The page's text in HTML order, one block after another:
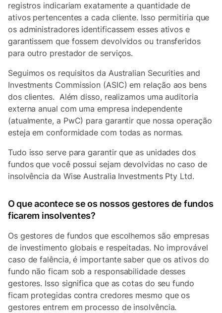
registros indicariam exatamente a quantidade de
ativos pertencentes a cada cliente. Isso permitiria que
os administradores identificassem esses ativos e
garantissem que fossem devolvidos ou transferidos
para outro prestador de serviços.
Seguimos os requisitos da Australian Securities and
Investments Commission (ASIC) em relação aos bens
dos clientes. Além disso, realizamos uma auditoria
externa anual com uma empresa independente
(atualmente, a PwC) para garantir que nossa operação
esteja em conformidade com todas as normas.
Tudo isso serve para garantir que as unidades dos
fundos que você possui sejam devolvidas no caso de
insolvência da Wise Australia Investments Pty Ltd.
O que acontece se os nossos gestores de fundos
ficarem insolventes?
Os gestores de fundos que escolhemos são empresas
de investimento globais e respeitadas. No improvável
caso de falência, é importante saber que os ativos do
fundo não ficam sob a responsabilidade desses
gestores. Isso significa que as cotas do seu fundo
ficam protegidas contra credores mesmo que os
gestores entrem em processo de insolvência.